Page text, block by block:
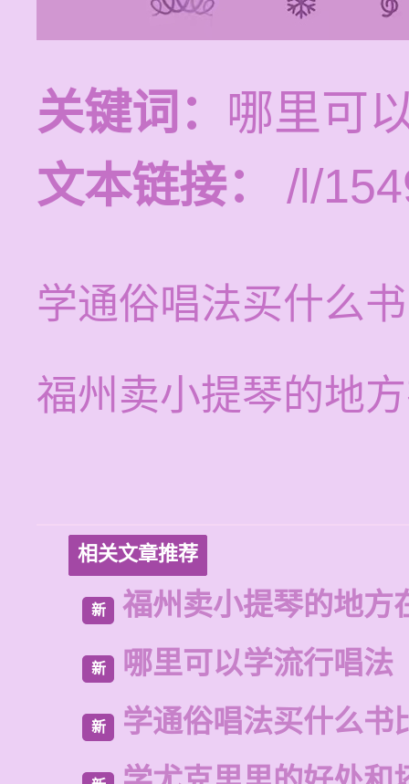
关键词： 哪里可
文本链接：
/l/
学通俗唱法买什么
福州卖小提琴的地
相关文章推荐
新 福州卖小提琴的地方
新 哪里可以学流行唱法
新 学通俗唱法买什么书